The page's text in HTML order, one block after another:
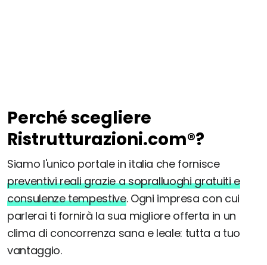
Perché scegliere
Ristrutturazioni.com®?
Siamo l'unico portale in italia che fornisce
preventivi reali grazie a sopralluoghi gratuiti e
consulenze tempestive. Ogni impresa con cui
parlerai ti fornirà la sua migliore offerta in un
clima di concorrenza sana e leale: tutta a tuo
vantaggio.